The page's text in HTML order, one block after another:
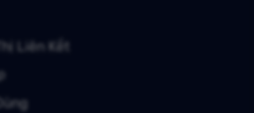
Liên Kết